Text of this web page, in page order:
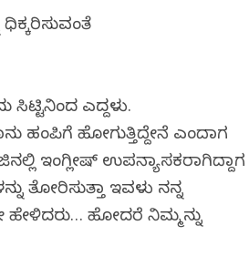
ಸಿಟ್ಟಿನಿಂದ ಎದ್ದಳು.
ಹಂಪಿಗೆ ಹೋಗುತ್ತಿದ್ದೇನೆ ಎಂದಾಗ
ಇಂಗ್ಲೀಷ್‌ ಉಪನ್ಯಾಸಕರಾಗಿದ್ದಾಗ
ತೋರಿಸುತ್ತಾ ಇವಳು ನನ್ನ
ಹೇಳಿದರು… ಹೋದರೆ ನಿಮ್ಮನ್ನು